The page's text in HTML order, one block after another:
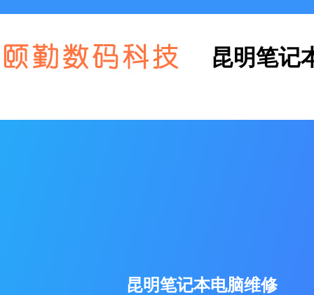
昆明笔记
昆明笔记本电脑维修